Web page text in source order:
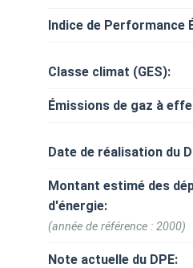
Indice de Performance
Classe climat (GES):
Émissions de gaz à
Date de réalisation du
Montant estimé des
d'énergie:
(année de référence : 2000)
Note actuelle du DPE: